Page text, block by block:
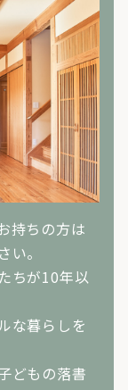
持ちの方は
。
ちが10年以
な暮らしを
どもの落書